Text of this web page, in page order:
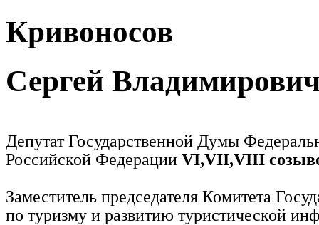
Кривоносов
Сергей
Депутат Государственной Думы
Российской Федерации VI,VII,VIII
Заместитель председателя Комитета
по туризму и развитию туристической